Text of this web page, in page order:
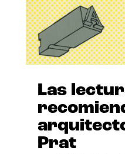
Las
Prat